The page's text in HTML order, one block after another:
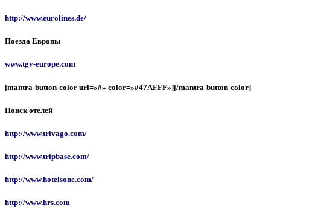
http://www.eurolines.de/
Поезда Европы
www.tgv-europe.com
[mantra-button-color url=»#» color=»#47AFFF»][/mantra-button-color]
Поиск отелей
http://www.trivago.com/
http://www.tripbase.com/
http://www.hotelsone.com/
http://www.hrs.com